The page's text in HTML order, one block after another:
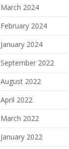
March 2024
February 2024
January 2024
September 2022
August 2022
April 2022
March 2022
January 2022